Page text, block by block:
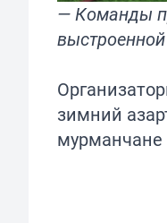
— Команды
зимний
мурманчане